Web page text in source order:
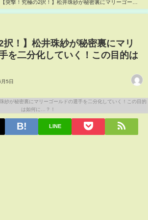
【突撃！究極の2択！】松井珠紗が秘密裏にマリーゴール
この目的は如何に…？！
択！】松井珠紗が秘密裏にマリ
を二分化していく！この目的は
5日
LINE